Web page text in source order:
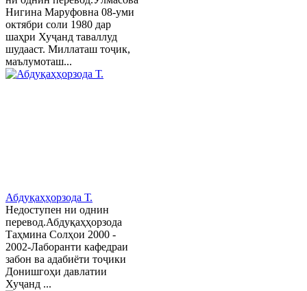
Нигина Маруфовна 08-уми
октябри соли 1980 дар
шаҳри Хуҷанд таваллуд
шудааст. Миллаташ тоҷик,
маълумоташ...
Абдуқаҳҳорзода Т.
Недоступен ни однин
перевод.Абдуқаҳҳорзода
Таҳмина Солҳои 2000 -
2002-Лаборанти кафедраи
забон ва адабиёти тоҷики
Донишгоҳи давлатии
Хуҷанд ...